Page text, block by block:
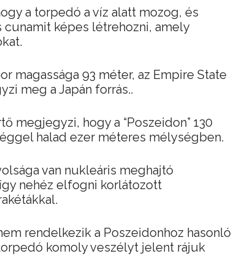
a torpedó a víz alatt mozog, és
képes létrehozni, amely
magassága 93 méter, az Empire State
meg a Japán forrás..
megjegyzi, hogy a “Poszeidon” 130
halad ezer méteres mélységben.
van nukleáris meghajtó
nehéz elfogni korlátozott
rendelkezik a Poszeidonhoz hasonló
komoly veszélyt jelent rájuk